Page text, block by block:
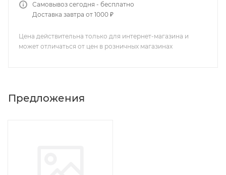
Самовывоз сегодня - бесплатно
Доставка завтра от 1000 ₽
Цена действительна только для интернет-магазина и
может отличаться от цен в розничных магазинах
Предложения